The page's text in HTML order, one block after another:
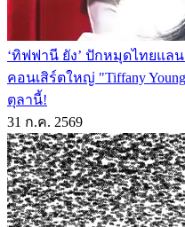
‘ทิฟฟานี ยัง’ ปักหมุดไทยแล
คอนเสิร์ตใหญ่ "Tiffany
ตุลานี้!
31 ก.ค. 2569